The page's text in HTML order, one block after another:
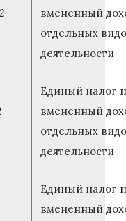
вмененный
отдельных
деятельности
Единый налог
вмененный
отдельных
деятельности
Единый налог
вмененный